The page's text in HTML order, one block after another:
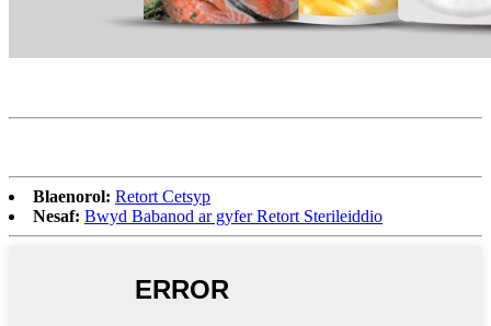
Blaenorol: Retort Cetsyp
Nesaf: Bwyd Babanod ar gyfer Retort Sterileiddio